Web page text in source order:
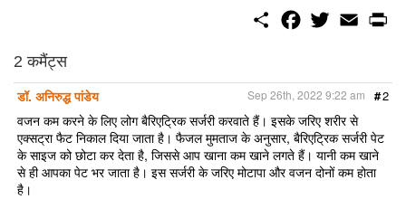
S
o
o
k
w
e
r
E
m
2 कमैंट्स
डॉ. अनिरुद्ध पांडेय
#2
Sep 26th, 2022 9:22 am
वजन कम करने के लिए लोग बैरिएट्रिक सर्जरी करवाते हैं। इसके जरिए शरीर से
एक्सट्रा फैट निकाल दिया जाता है। फैजल मुमताज के अनुसार, बैरिएट्रिक सर्जरी पेट
के साइज को छोटा कर देता है, जिससे आप खाना कम खाने लगते हैं। यानी कम खाने
से ही आपका पेट भर जाता है। इस सर्जरी के जरिए मोटापा और वजन दोनों कम होता
है।